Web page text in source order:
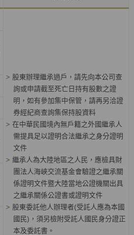
> 股東辦理繼承過戶，請先向本公司查
詢或申請截至死亡日持有股數之證
明，如有參加集中保管，請再另洽證
券經紀商查詢集保持股資料
> 在中華民國境內無戶籍之外國繼承人
需提具足以證明合法繼承之身分證明
文件
> 繼承人為大陸地區之人民，應檢具財
團法人海峽交流基金會驗證之繼承關
係證明文件暨大陸當地公證機關出具
之繼承關係公證書或證明文件
> 股東委託他人辦理者(受託人應為本國
國民)，須另檢附受託人國民身分證正
本及委託書。